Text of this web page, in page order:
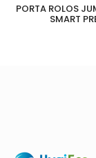
PORTA ROLOS
SMART